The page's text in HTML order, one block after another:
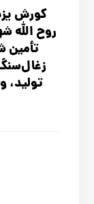
کورش
روح الله
تأ‌مین
تولید،